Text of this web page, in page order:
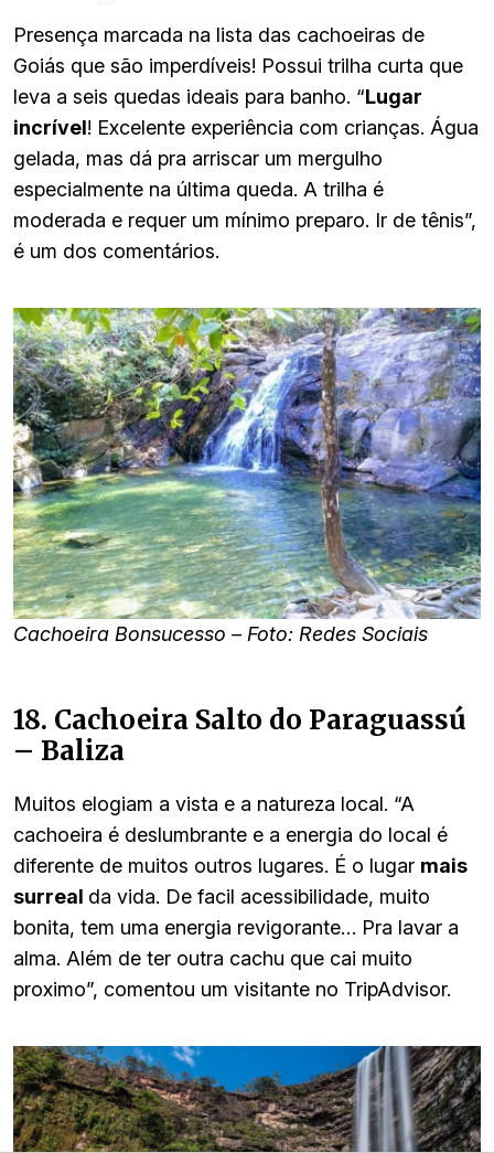
Presença marcada na lista das cachoeiras de
Goiás que são imperdíveis! Possui trilha curta que
leva a seis quedas ideais para banho. “Lugar
incrível! Excelente experiência com crianças. Água
gelada, mas dá pra arriscar um mergulho
especialmente na última queda. A trilha é
moderada e requer um mínimo preparo. Ir de tênis”,
é um dos comentários.
Cachoeira Bonsucesso – Foto: Redes Sociais
18. Cachoeira Salto do Paraguassú
– Baliza
Muitos elogiam a vista e a natureza local. “A
cachoeira é deslumbrante e a energia do local é
diferente de muitos outros lugares. É o lugar mais
surreal da vida. De facil acessibilidade, muito
bonita, tem uma energia revigorante… Pra lavar a
alma. Além de ter outra cachu que cai muito
proximo”, comentou um visitante no TripAdvisor.